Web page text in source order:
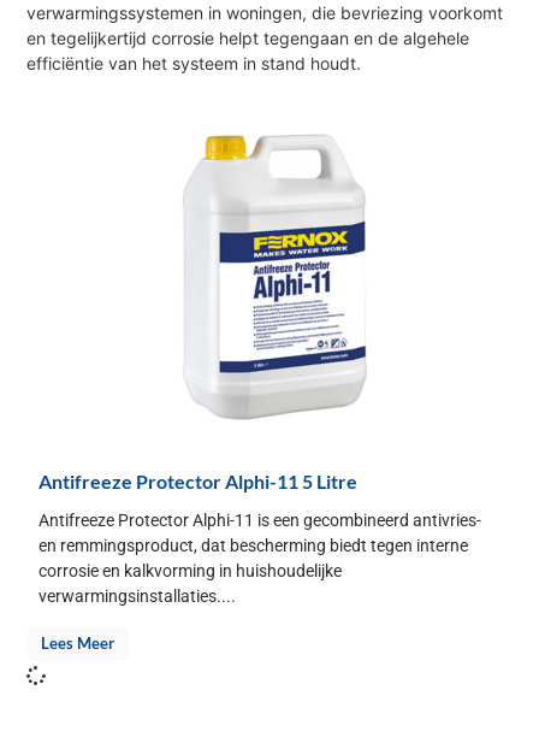
verwarmingssystemen in woningen, die bevriezing voorkomt
en tegelijkertijd corrosie helpt tegengaan en de algehele
efficiëntie van het systeem in stand houdt.
Antifreeze Protector Alphi-11 5 Litre
Antifreeze Protector Alphi-11 is een gecombineerd antivries-
en remmingsproduct, dat bescherming biedt tegen interne
corrosie en kalkvorming in huishoudelijke
verwarmingsinstallaties....
Lees Meer